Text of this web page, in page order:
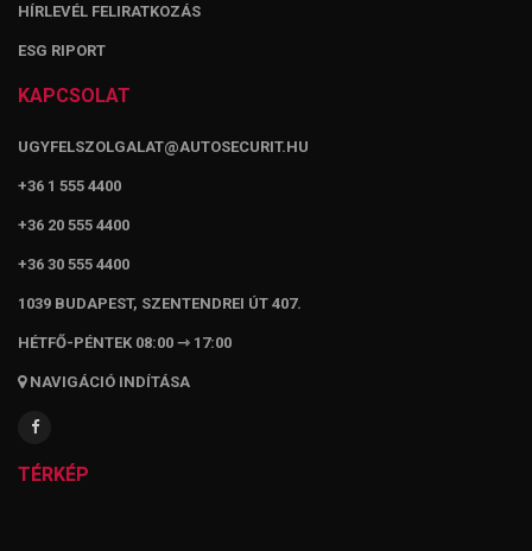
HÍRLEVÉL FELIRATKOZÁS
ESG RIPORT
KAPCSOLAT
UGYFELSZOLGALAT@AUTOSECURIT.HU
+36 1 555 4400
+36 20 555 4400
+36 30 555 4400
1039 BUDAPEST, SZENTENDREI ÚT 407.
HÉTFŐ-PÉNTEK 08:00 ⇾ 17:00
NAVIGÁCIÓ INDÍTÁSA
TÉRKÉP